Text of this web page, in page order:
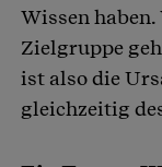
Wissen
Zielgruppe
ist also die
gleichzeitig